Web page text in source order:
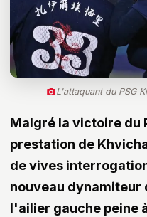
L'attaquant du PSG
Malgré la victoire du
prestation de
de vives
nouveau
l'ailier gauche peine